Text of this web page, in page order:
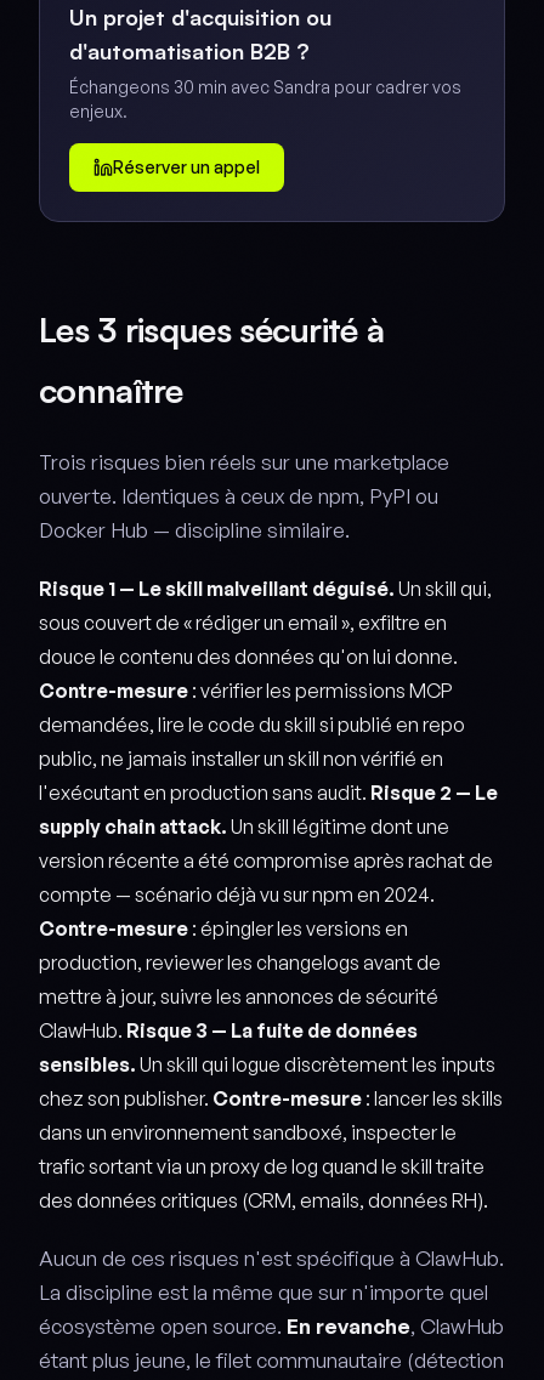
Un projet d'acquisition ou
d'automatisation B2B ?
Échangeons 30 min avec Sandra pour cadrer vos
enjeux.
Réserver un appel
Les 3 risques sécurité à
connaître
Trois risques bien réels sur une marketplace
ouverte. Identiques à ceux de npm, PyPI ou
Docker Hub — discipline similaire.
Risque 1 — Le skill malveillant déguisé. Un skill qui,
sous couvert de « rédiger un email », exfiltre en
douce le contenu des données qu'on lui donne.
Contre-mesure : vérifier les permissions MCP
demandées, lire le code du skill si publié en repo
public, ne jamais installer un skill non vérifié en
l'exécutant en production sans audit. Risque 2 — Le
supply chain attack. Un skill légitime dont une
version récente a été compromise après rachat de
compte — scénario déjà vu sur npm en 2024.
Contre-mesure : épingler les versions en
production, reviewer les changelogs avant de
mettre à jour, suivre les annonces de sécurité
ClawHub. Risque 3 — La fuite de données
sensibles. Un skill qui logue discrètement les inputs
chez son publisher. Contre-mesure : lancer les skills
dans un environnement sandboxé, inspecter le
trafic sortant via un proxy de log quand le skill traite
des données critiques (CRM, emails, données RH).
Aucun de ces risques n'est spécifique à ClawHub.
La discipline est la même que sur n'importe quel
écosystème open source. En revanche, ClawHub
étant plus jeune, le filet communautaire (détection